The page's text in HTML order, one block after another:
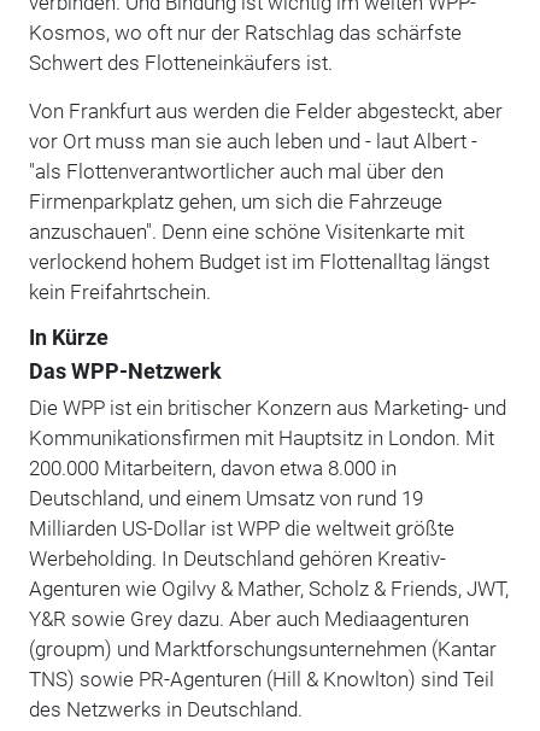
Kosmos, wo oft nur der Ratschlag das schärfste
Schwert des Flotteneinkäufers ist.
Von Frankfurt aus werden die Felder abgesteckt, aber
vor Ort muss man sie auch leben und - laut Albert -
"als Flottenverantwortlicher auch mal über den
Firmenparkplatz gehen, um sich die Fahrzeuge
anzuschauen". Denn eine schöne Visitenkarte mit
verlockend hohem Budget ist im Flottenalltag längst
kein Freifahrtschein.
In Kürze
Das WPP-Netzwerk
Die WPP ist ein britischer Konzern aus Marketing- und
Kommunikationsfirmen mit Hauptsitz in London. Mit
200.000 Mitarbeitern, davon etwa 8.000 in
Deutschland, und einem Umsatz von rund 19
Milliarden US-Dollar ist WPP die weltweit größte
Werbeholding. In Deutschland gehören Kreativ-
Agenturen wie Ogilvy & Mather, Scholz & Friends, JWT,
Y&R sowie Grey dazu. Aber auch Mediaagenturen
(groupm) und Marktforschungsunternehmen (Kantar
TNS) sowie PR-Agenturen (Hill & Knowlton) sind Teil
des Netzwerks in Deutschland.